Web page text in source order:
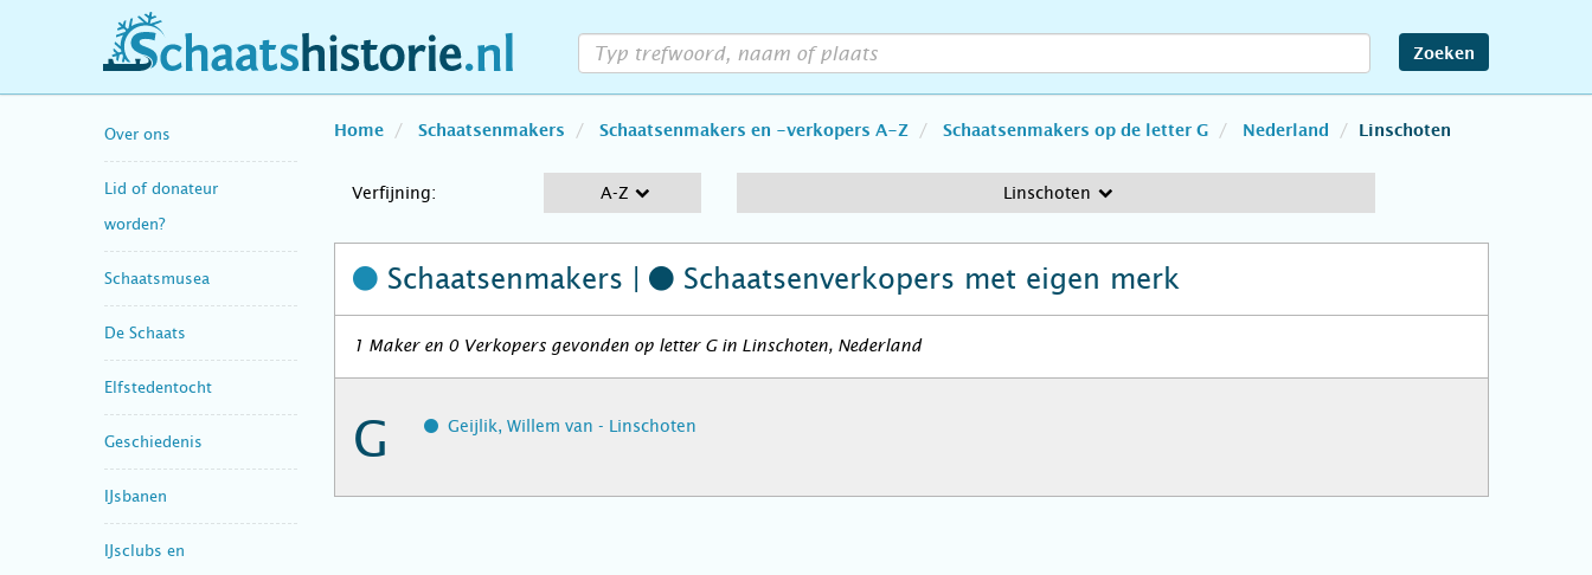
schaatshistorie.nl Zoeken
Over ons
Lid of donateur
worden?
Schaatsmusea
De Schaats
Elfstedentocht
Geschiedenis
IJsbanen
IJsclubs en
Home Schaatsenmakers Schaatsenmakers en -verkopers A-Z Schaatsenmakers op de letter G Nederland Linschoten
Verfijning: A-Z Linschoten
Schaatsenmakers | Schaatsenverkopers met eigen merk
1 Maker en 0 Verkopers gevonden op letter G in Linschoten, Nederland
G Geijlik, Willem van - Linschoten